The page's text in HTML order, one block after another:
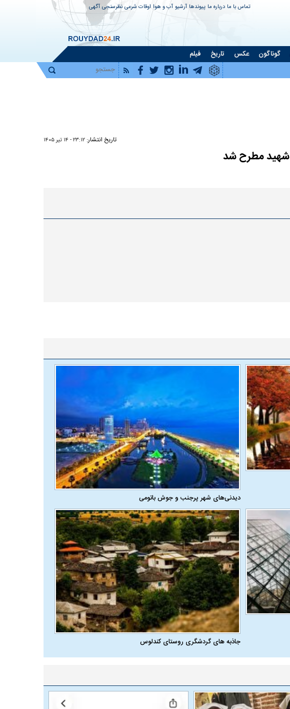
تماس با ما درباره ما پیوندها آرشیو آب و هوا اوقات شرعی نظرسنجی آگهی
گوناگون عکس تاریخ فیلم
تاریخ انتشار: ۲۳:۱۲ - ۱۴ تير ۱۴۰۵
دیدنی‌های شهر پرجنب و جوش باتومی
جاذبه های گردشگری روستای کندلوس